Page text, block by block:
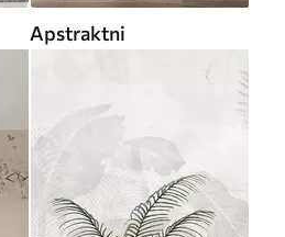
Apstraktni